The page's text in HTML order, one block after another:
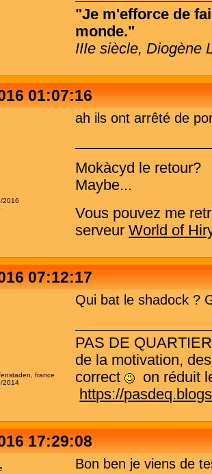
"Je m'efforce de
monde."
IIIe siècle, Diogène
01:07:16
2016
ah ils ont arrêté de
Mokàcyd le retour?
Maybe...
Vous pouvez me
serveurWorld of
07:12:17
france
2014
Qui bat le shadock ?
PAS DE
de la motivation,
correct
on réduit
https://
17:29:08
Bon ben je viens de